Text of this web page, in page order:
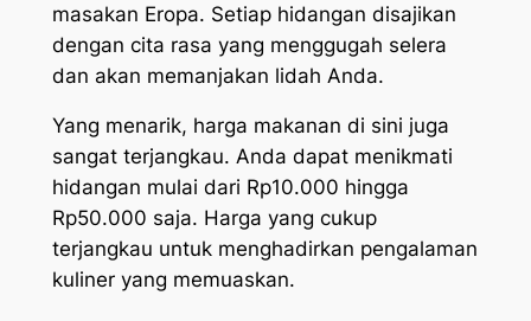
masakan Eropa. Setiap hidangan disajikan
dengan cita rasa yang menggugah selera
dan akan memanjakan lidah Anda.
Yang menarik, harga makanan di sini juga
sangat terjangkau. Anda dapat menikmati
hidangan mulai dari Rp10.000 hingga
Rp50.000 saja. Harga yang cukup
terjangkau untuk menghadirkan pengalaman
kuliner yang memuaskan.